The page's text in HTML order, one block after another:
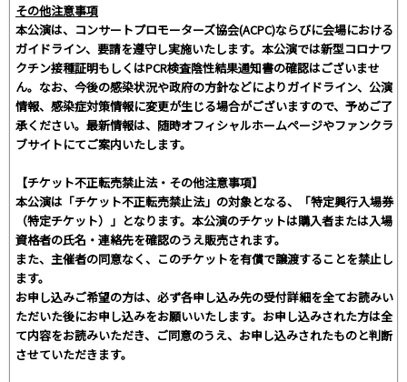
その他注意事項
本公演は、コンサートプロモーターズ協会(ACPC)ならびに会場における
ガイドライン、要請を遵守し実施いたします。本公演では新型コロナワ
クチン接種証明もしくはPCR検査陰性結果通知書の確認はございませ
ん。なお、今後の感染状況や政府の方針などによりガイドライン、公演
情報、感染症対策情報に変更が生じる場合がございますので、予めご了
承ください。最新情報は、随時オフィシャルホームページやファンクラ
ブサイトにてご案内いたします。
【チケット不正転売禁止法・その他注意事項】
本公演は「チケット不正転売禁止法」の対象となる、「特定興行入場券
（特定チケット）」となります。本公演のチケットは購入者または入場
資格者の氏名・連絡先を確認のうえ販売されます。
また、主催者の同意なく、このチケットを有償で譲渡することを禁止し
ます。
お申し込みご希望の方は、必ず各申し込み先の受付詳細を全てお読みい
ただいた後にお申し込みをお願いいたします。お申し込みされた方は全
て内容をお読みいただき、ご同意のうえ、お申し込みされたものと判断
させていただきます。